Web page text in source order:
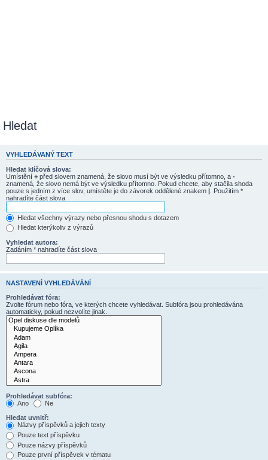
Hledat
VYHLEDÁVANÝ TEXT
Hledat klíčová slova:
Umístění + před slovem znamená, že slovo musí být ve výsledku přítomno, a -
znamená, že slovo nemá být ve výsledku přítomno. Pokud chcete, aby stačila shoda
pouze s jedním z více slov, umístěte je do závorek oddělené znakem | . Použitím *
nahradíte část slova
Hledat všechny výrazy nebo přesnou shodu s dotazem
Hledat kterýkoliv z výrazů
Vyhledat autora:
Zadáním * nahradíte část slova
NASTAVENÍ VYHLEDÁVÁNÍ
Prohledávat fóra:
Zvolte fórum nebo fóra, ve kterých chcete vyhledávat. Subfóra jsou prohledávána
automaticky, pokud nezvolíte jinak.
Prohledávat subfóra:
Ano
Ne
Hledat uvnitř:
Názvy příspěvků a jejich texty
Pouze text příspěvku
Pouze názvy příspěvků
Pouze první příspěvek v tématu